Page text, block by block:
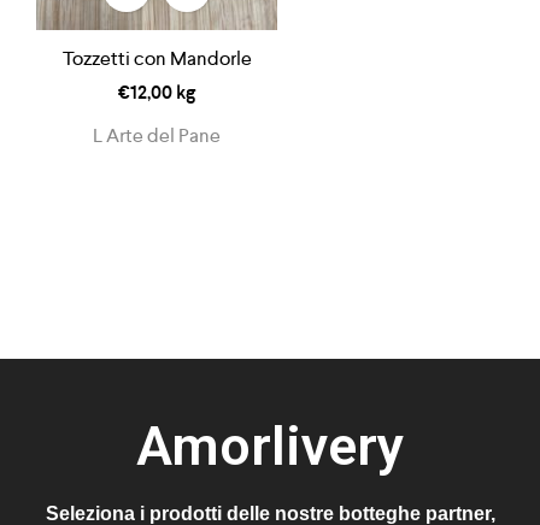
Tozzetti con Mandorle
€12,00kg
L Arte del Pane
Amorlivery
Seleziona i prodotti delle nostre botteghe partner,